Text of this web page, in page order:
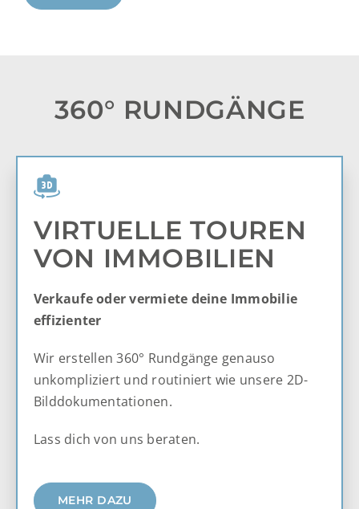
360° RUNDGÄNGE
VIRTUELLE TOUREN
VON IMMOBILIEN
Verkaufe oder vermiete deine Immobilie
effizienter
Wir erstellen 360° Rundgänge genauso
unkompliziert und routiniert wie unsere 2D-
Bilddokumentationen.
Lass dich von uns beraten.
MEHR DAZU